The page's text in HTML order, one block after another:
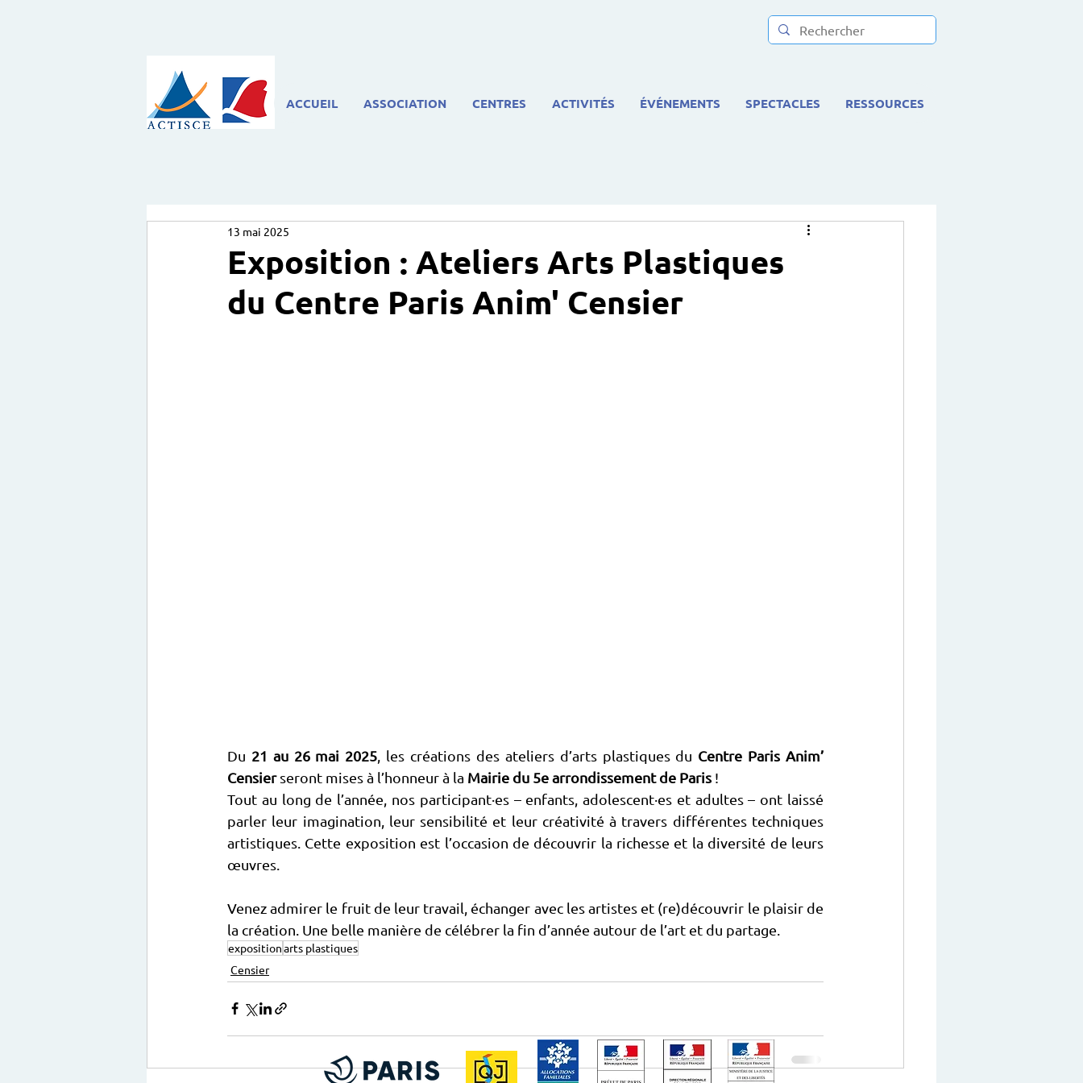
ACCUEIL ASSOCIATION CENTRES ACTIVITÉS ÉVÉNEMENTS SPECTACLES RESSOURCES
Exposition : Ateliers Arts Plastiques
du Centre Paris Anim' Censier
13 mai 2025
Du 21 au 26 mai 2025 , les créations des ateliers d’arts plastiques du Centre Paris Anim’
Censier seront mises à l’honneur à la Mairie du 5e arrondissement de Paris !
Tout au long de l’année, nos participant·es – enfants, adolescent·es et adultes – ont laissé
parler leur imagination, leur sensibilité et leur créativité à travers différentes techniques
artistiques. Cette exposition est l’occasion de découvrir la richesse et la diversité de leurs
œuvres.
Venez admirer le fruit de leur travail, échanger avec les artistes et (re)découvrir le plaisir de
la création. Une belle manière de célébrer la fin d’année autour de l’art et du partage.
expositionarts plastiques
Censier